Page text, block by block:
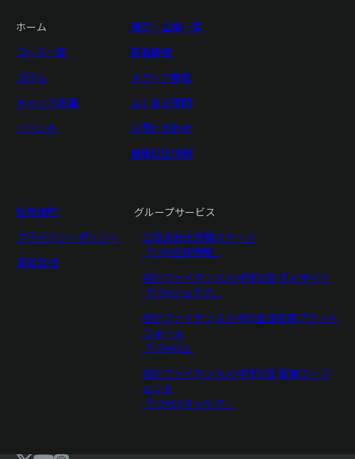
ホーム
コース一覧
コラム
キャリア名鑑
イベント
講師・企業一覧
新着情報
メディア掲載
よくある質問
お問い合わせ
書籍訂正情報
利用規約
プライバシーポリシー
運営会社
グループサービス
公認会計士資格スクール
「CPA会計学院」
会計ファイナンス人材特化型 求人サイト
「CPAジョブズ」
会計ファイナンス人材の生涯支援プラット
フォーム
「CPASS」
会計ファイナンス人材特化型 転職エージ
ェント
「CPASSキャリア」